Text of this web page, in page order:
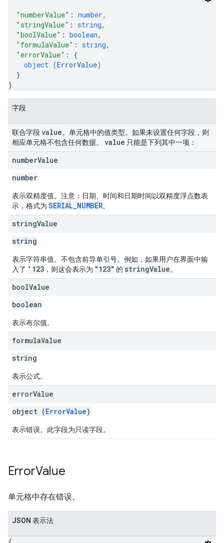
"numberValue" : number,
"stringValue" : string,
"boolValue" : boolean,
"formulaValue" : string,
"errorValue" : {
object (ErrorValue)
}
}
字段
联合字段value。单元格中的值类型。如果未设置任何字段，则
相应单元格不包含任何数据。 value 只能是下列其中一项：
numberValue
number
表示双精度值。注意：日期、时间和日期时间以双精度浮点数表
示，格式为 SERIAL_NUMBER。
stringValue
string
表示字符串值。不包含前导单引号。例如，如果用户在界面中输
入了 '123 ，则这会表示为 "123" 的 stringValue。
boolValue
boolean
表示布尔值。
formulaValue
string
表示公式。
errorValue
object (ErrorValue)
表示错误。此字段为只读字段。
ErrorValue
单元格中存在错误。
JSON 表示法